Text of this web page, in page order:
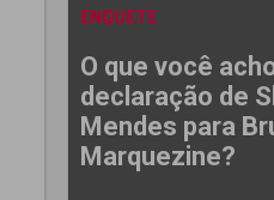
ENQUETE
O que você
declaração de
Mendes para
Marquezine?